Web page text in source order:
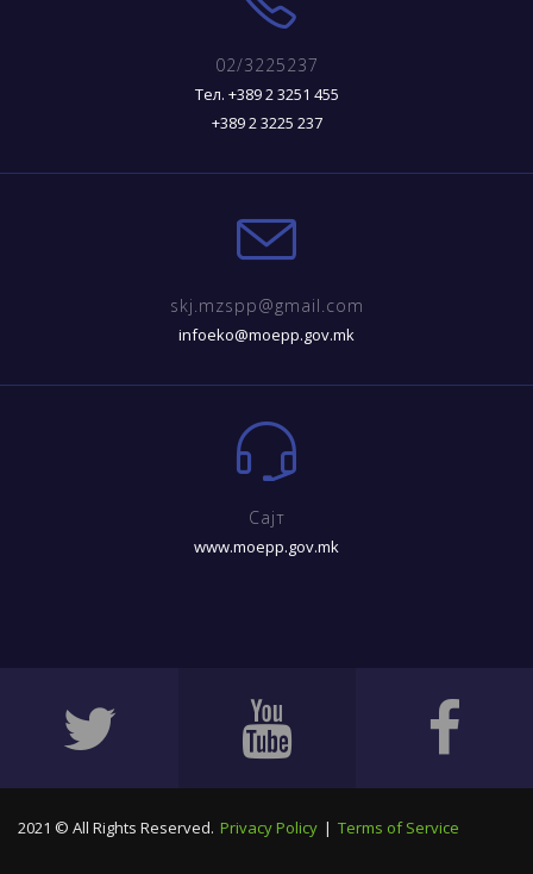
02/3225237
Тел. +389 2 3251 455
+389 2 3225 237
skj.mzspp@gmail.com
infoeko@moepp.gov.mk
Сајт
www.moepp.gov.mk
2021 © All Rights Reserved. Privacy Policy | Terms of Service